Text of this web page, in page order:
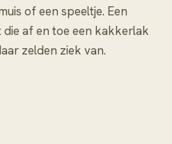
of een speeltje. Een
af en toe een kakkerlak
zelden ziek van.